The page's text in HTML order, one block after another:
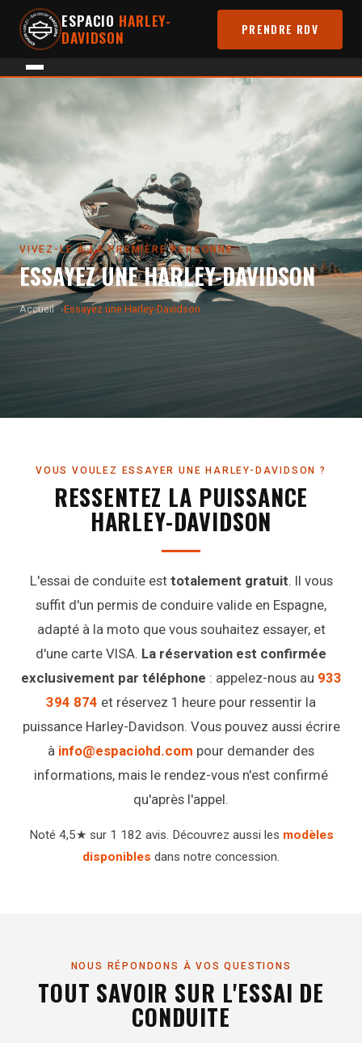
ESPACIO HARLEY-
DAVIDSON
PRENDRE RDV
VIVEZ-LE À LA PREMIÈRE PERSONNE
ESSAYEZ UNE HARLEY-DAVIDSON
Accueil Essayez une Harley-Davidson
VOUS VOULEZ ESSAYER UNE HARLEY-DAVIDSON ?
RESSENTEZ LA PUISSANCE
HARLEY-DAVIDSON
L'essai de conduite est totalement gratuit. Il vous
suffit d'un permis de conduire valide en Espagne,
adapté à la moto que vous souhaitez essayer, et
d'une carte VISA. La réservation est confirmée
exclusivement par téléphone : appelez-nous au 933
394 874 et réservez 1 heure pour ressentir la
puissance Harley-Davidson. Vous pouvez aussi écrire
à info@espaciohd.com pour demander des
informations, mais le rendez-vous n'est confirmé
qu'après l'appel.
Noté 4,5★ sur 1 182 avis. Découvrez aussi les modèles
disponibles dans notre concession.
NOUS RÉPONDONS À VOS QUESTIONS
TOUT SAVOIR SUR L'ESSAI DE
CONDUITE